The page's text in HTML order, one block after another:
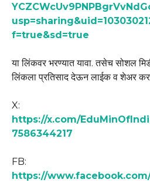
f=true&sd=true
या लिंकवर भरण्यात यावा. तसेच सोशल
लिंकला प्रतिसाद देऊन लाईक व शेअर
X:
https://x.com/
7586344217
FB:
https://